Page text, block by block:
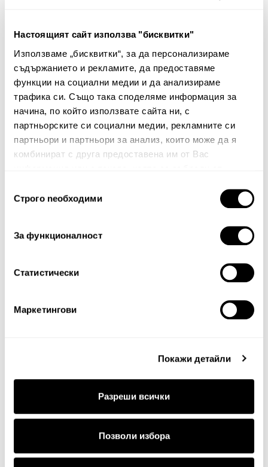
Настоящият сайт използва "бисквитки"
Използваме „бисквитки“, за да персонализираме
съдържанието и рекламите, да предоставяме
функции на социални медии и да анализираме
трафика си. Също така споделяме информация за
начина, по който използвате сайта ни, с
партньорските си социални медии, рекламните си
партньори и партньори за анализ, които може да я
комбинират с друга предоставена им от Вас
наСтрого nеобходими
За функционалност
Статистически
Маркетингови
Покажи детайли
Разреши всички
Позволи избора
Ангелова
Кърпите са уникални! Имам ги
вече 2 години и са все така
обемни, пухкави и попиват
перфектно. Препоръчвам!
Споделете Вашето мнение
Име